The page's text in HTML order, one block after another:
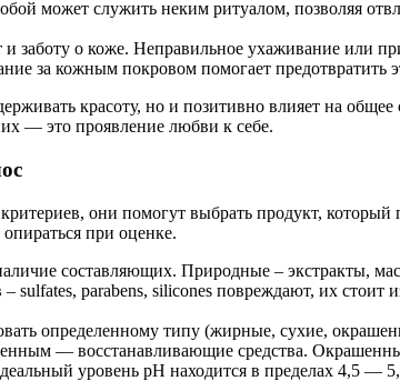
может служить неким ритуалом, позволяя
заботу о коже. Неправильное ухаживание или
за кожным покровом помогает предотвратить
красоту, но и позитивно влияет на
— это проявление любви к себе.
они помогут выбрать продукт, который
при оценке.
составляющих. Природные – экстракты,
sulfates, parabens, silicones повреждают, их
определенному типу (жирные, сухие,
— восстанавливающие средства.
уровень pH находится в пределах 4,5 —